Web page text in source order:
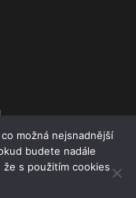
údajů
možná nejsnadnější
budete nadále
s použitím cookies